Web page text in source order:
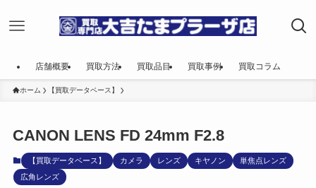
店舗概要 買取方法 買取品目 買取事例 買取コラム
ホーム 【買取データベース】
CANON LENS FD 24mm F2.8
【買取データベース】 カメラ レンズ キヤノン
単焦点レンズ
広角レンズ